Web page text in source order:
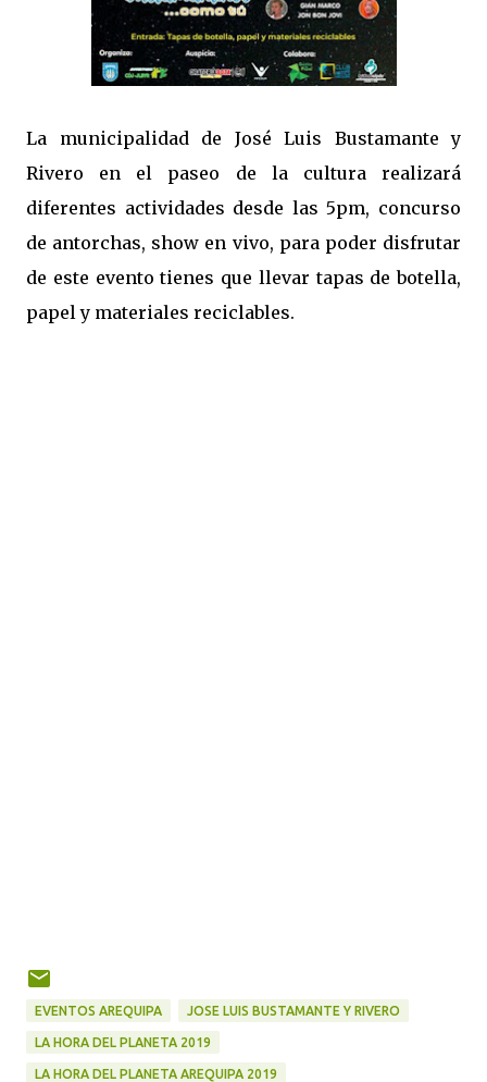
La municipalidad de José Luis Bustamante y
Rivero en el paseo de la cultura realizará
diferentes actividades desde las 5pm, concurso
de antorchas, show en vivo, para poder disfrutar
de este evento tienes que llevar tapas de botella,
papel y materiales reciclables.
EVENTOS AREQUIPA JOSE LUIS BUSTAMANTE Y RIVERO
LA HORA DEL PLANETA 2019
LA HORA DEL PLANETA AREQUIPA 2019